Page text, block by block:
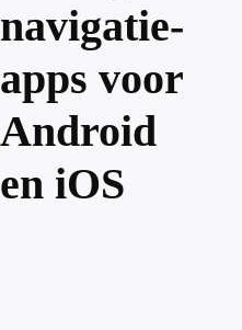
navigatie-
apps voor
Android
en iOS